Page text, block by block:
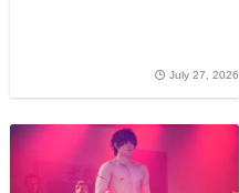
July 27, 2026